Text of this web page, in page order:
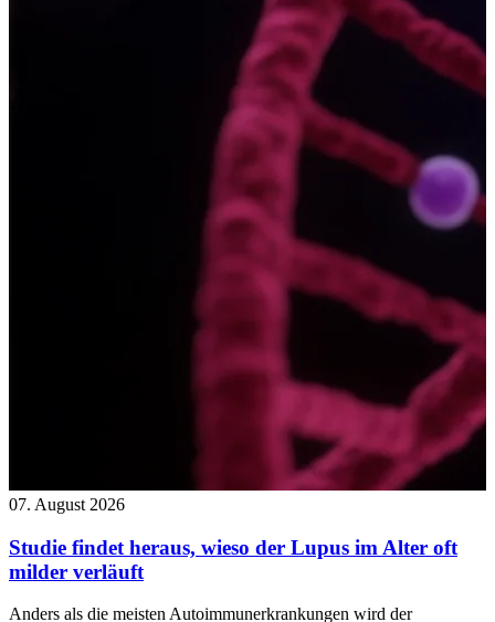
07. August 2026
Studie findet heraus, wieso der Lupus im Alter oft
milder verläuft
Anders als die meisten Autoimmunerkrankungen wird der